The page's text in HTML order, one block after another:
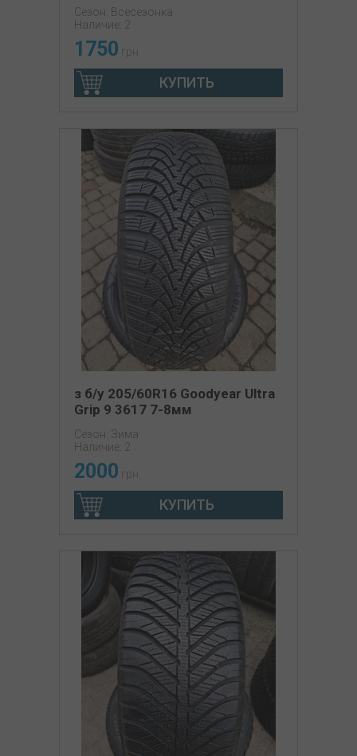
Сезон: Всесезонка
Наличие: 2
1750 грн
КУПИТЬ
з б/у 205/60R16 Goodyear Ultra
Grip 9 3617 7-8мм
Сезон: Зима
Наличие: 2
2000 грн
КУПИТЬ